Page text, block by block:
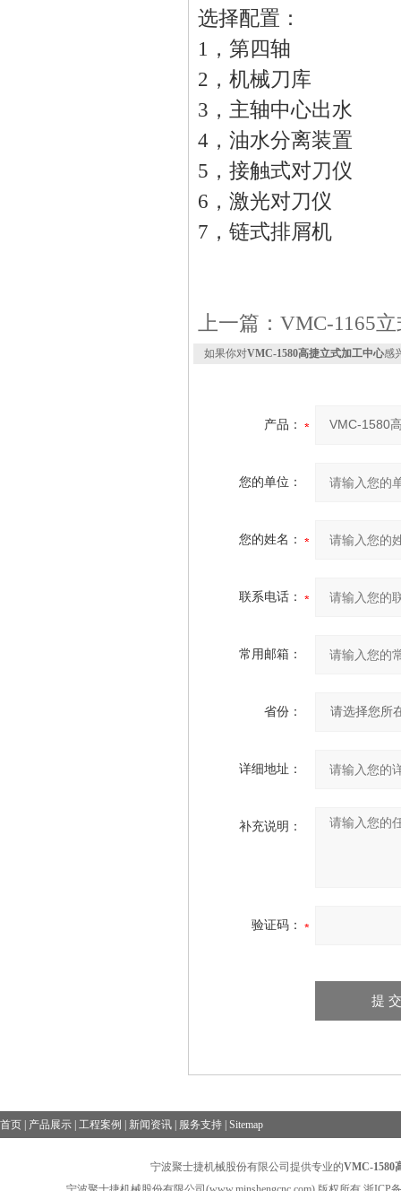
选择配置：
1，第四轴
2，机械刀库
3，主轴中心出水
4，油水分离装置
5，接触式对刀仪
6，激光对刀仪
7，链式排屑机
上一篇： ​VMC-1165
如果你对VMC-1580高捷立式加工中心感
产品：
您的单位：
您的姓名：
联系电话：
常用邮箱：
省份：
详细地址：
补充说明：
验证码：
首页 产品展示 工程案例 新闻资讯 服务支持 Sitemap
宁波聚士捷机械股份有限公司提供专业的VMC-1580